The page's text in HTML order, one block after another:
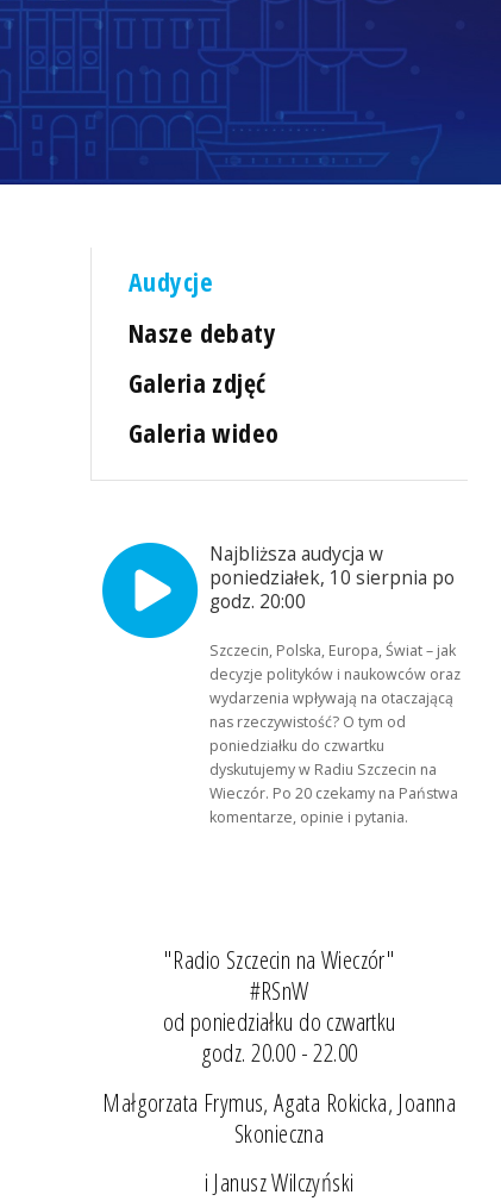
Audycje
Nasze debaty
Galeria zdjęć
Galeria wideo
Najbliższa audycja w
poniedziałek, 10 sierpnia po
godz. 20:00
Szczecin, Polska, Europa, Świat – jak
decyzje polityków i naukowców oraz
wydarzenia wpływają na otaczającą
nas rzeczywistość? O tym od
poniedziałku do czwartku
dyskutujemy w Radiu Szczecin na
Wieczór. Po 20 czekamy na Państwa
komentarze, opinie i pytania.
"Radio Szczecin na Wieczór"
#RSnW
od poniedziałku do czwartku
godz. 20.00 - 22.00
Małgorzata Frymus, Agata Rokicka, Joanna
Skonieczna
i Janusz Wilczyński